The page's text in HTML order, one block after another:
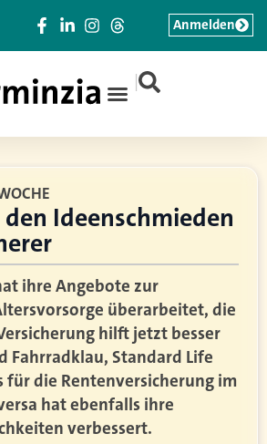
|
Anmelden
den Ideenschmieden
ihre Angebote zur
überarbeitet, die
hilft jetzt besser
Fahrradklau, Standard Life
für die Rentenversicherung im
hat ebenfalls ihre
verbessert.